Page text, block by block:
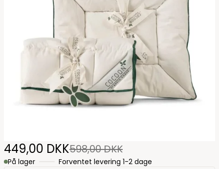
449,00 DKK598,00 DKK
På lager
Forventet levering 1-2 dage